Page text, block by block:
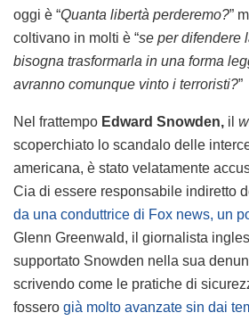
oggi è “Quanta libertà perderemo?”
coltivano in molti è “se per difendere
bisogna trasformarla in una forma
avranno comunque vinto i terroristi?”
Nel frattempo Edward Snowden, il
scoperchiato lo scandalo delle
americana, è stato velatamente
Cia di essere responsabile indiretto
da una conduttrice di Fox news, un
Glenn Greenwald, il giornalista
supportato Snowden nella sua
scrivendo come le pratiche di
fossero già molto avanzate sin dai